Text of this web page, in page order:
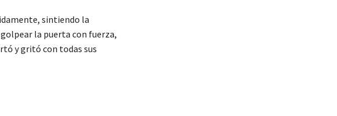
sintiendo la
la puerta con fuerza,
y gritó con todas sus